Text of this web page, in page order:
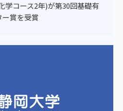
学コース2年)が第30回基礎有
賞を受賞